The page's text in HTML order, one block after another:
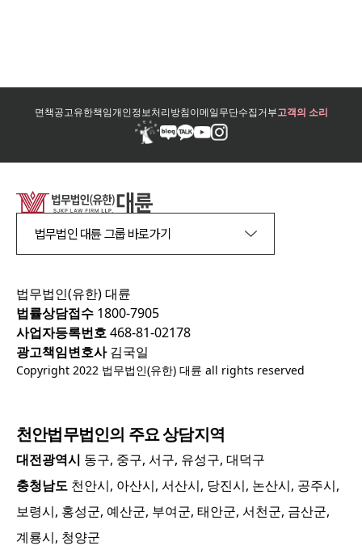
면책공고유한책임개인정보처리방침이메일무단수집거부고객의 소리
법무법인 대륜 그룹 바로가기
법무법인(유한) 대륜
법률상담접수 1800-7905
사업자등록번호468-81-02178
광고책임변호사김국일
Copyright 2022 법무법인(유한) 대륜 all rights reserved
천안법무법인의 주요 상담지역
대전광역시 동구, 중구, 서구, 유성구, 대덕구
충청남도 천안시, 아산시, 서산시, 당진시, 논산시, 공주시,
보령시, 홍성군, 예산군, 부여군, 태안군, 서천군, 금산군,
계룡시, 청양군